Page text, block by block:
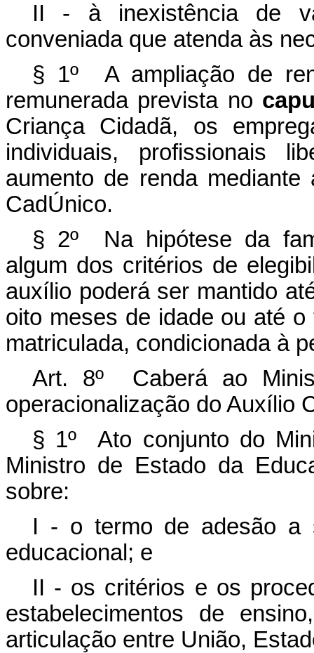
II - à inexistência de
conveniada que atenda às
§ 1º A ampliação de
remunerada prevista no
Criança Cidadã, os
individuais, profissionais
aumento de renda mediante
CadÚnico.
§ 2º Na hipótese da
algum dos critérios de
auxílio poderá ser mantido
oito meses de idade ou até
matriculada, condicionada à
Art. 8º Caberá ao
operacionalização do Auxílio
§ 1º Ato conjunto do
Ministro de Estado da
sobre:
I - o termo de adesão a
educacional; e
II - os critérios e os
estabelecimentos de
articulação entre União,